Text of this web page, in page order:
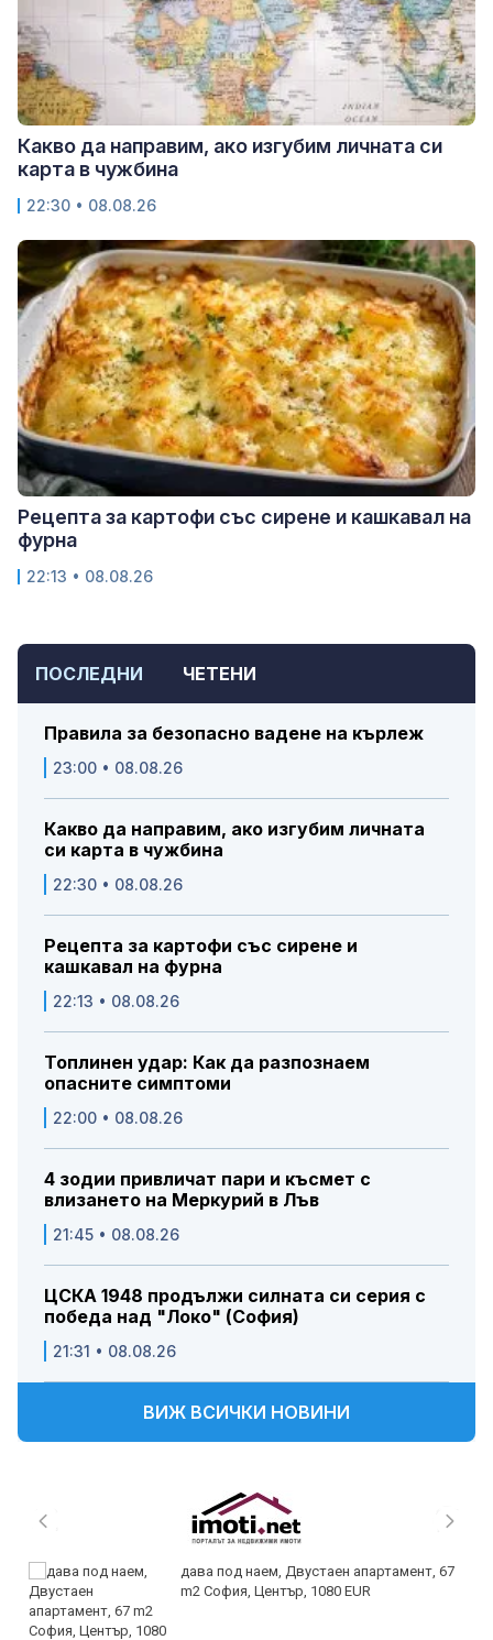
ПОСЛЕДНИ ЧЕТЕНИ
Правила за безопасно вадене на кърлеж
23:00 • 08.08.26
Какво да направим, ако изгубим личната
си карта в чужбина
22:30 • 08.08.26
Рецепта за картофи със сирене и
кашкавал на фурна
22:13 • 08.08.26
Топлинен удар: Как да разпознаем
опасните симптоми
22:00 • 08.08.26
4 зодии привличат пари и късмет с
влизането на Меркурий в Лъв
21:45 • 08.08.26
ЦСКА 1948 продължи силната си серия с
победа над "Локо" (София)
21:31 • 08.08.26
ВИЖ ВСИЧКИ НОВИНИ
дава под наем, Двустаен апартамент, 67
m2 София, Център, 1080 EUR
Какво да направим, ако изгубим личната си
карта в чужбина
22:30 • 08.08.26
Рецепта за картофи със сирене и кашкавал на
фурна
22:13 • 08.08.26